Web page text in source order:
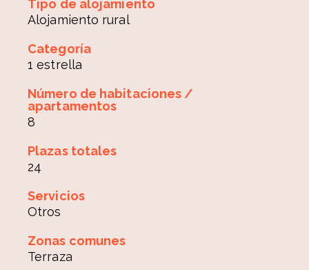
Tipo de alojamiento
Alojamiento rural
Categoría
1 estrella
Número de habitaciones /
apartamentos
8
Plazas totales
24
Servicios
Otros
Zonas comunes
Terraza